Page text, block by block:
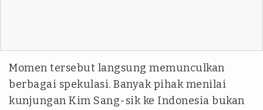
Momen tersebut langsung memunculkan
berbagai spekulasi. Banyak pihak menilai
kunjungan Kim Sang-sik ke Indonesia bukan